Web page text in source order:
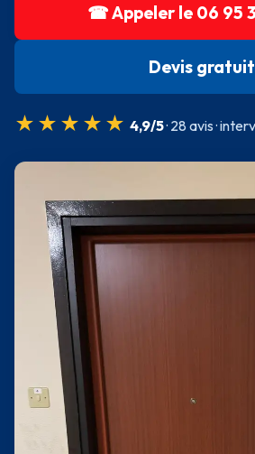
☎ Appeler le 06 95
Devis gratuit
★★★★★ 4,9/5· 28 avis ·